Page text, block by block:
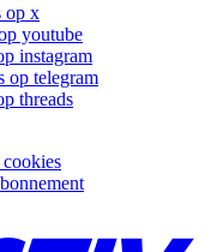
op x
youtube
instagram
op telegram
threads